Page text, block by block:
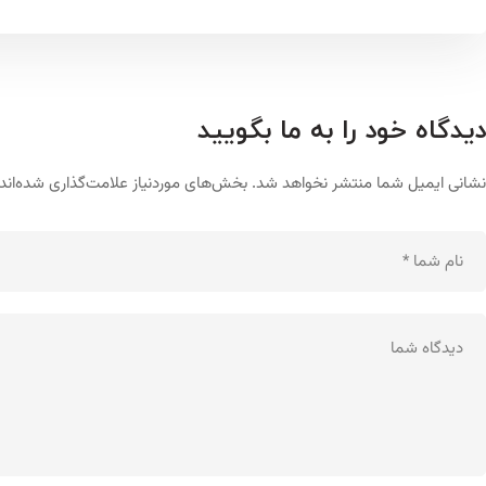
دیدگاه خود را به ما بگویید
نشانی ایمیل شما منتشر نخواهد شد. بخش‌های موردنیاز علامت‌گذاری